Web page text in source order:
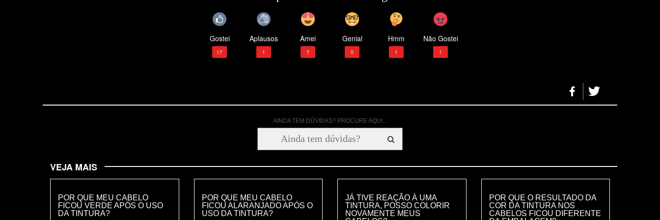
Gostei
17
Aplausos
1
Amei
7
Genial
0
Hmm
1
Não Gostei
1
AINDA TEM DÚVIDAS? PROCURE AQUI...
VEJA MAIS
POR QUE MEU CABELO
FICOU VERDE APÓS O USO
DA TINTURA?
POR QUE MEU CABELO
FICOU ALARANJADO APÓS O
USO DA TINTURA?
JÁ TIVE REAÇÃO À UMA
TINTURA, POSSO COLORIR
NOVAMENTE MEUS
POR QUE O RESULTADO DA
COR DA TINTURA NOS
CABELOS FICOU DIFERENTE